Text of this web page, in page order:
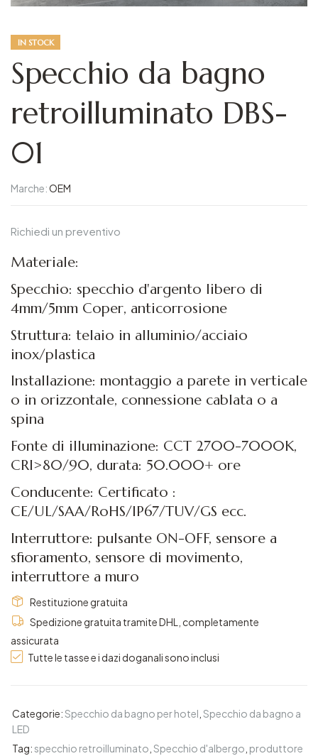
IN STOCK
Specchio da bagno
retroilluminato DBS-
01
Marche:OEM
Richiedi un preventivo
Materiale:
Specchio: specchio d'argento libero di
4mm/5mm Coper, anticorrosione
Struttura: telaio in alluminio/acciaio
inox/plastica
Installazione: montaggio a parete in verticale
o in orizzontale, connessione cablata o a
spina
Fonte di illuminazione: CCT 2700-7000K,
CRI>80/90, durata: 50.000+ ore
Conducente: Certificato :
CE/UL/SAA/RoHS/IP67/TUV/GS ecc.
Interruttore: pulsante ON-OFF, sensore a
sfioramento, sensore di movimento,
interruttore a muro
Restituzione gratuita
Spedizione gratuita tramite DHL, completamente
assicurata
Tutte le tasse e i dazi doganali sono inclusi
Categorie:Specchio da bagno per hotel Specchio da bagno a
LED
Tag: specchio retroilluminato Specchio d'albergo produttore